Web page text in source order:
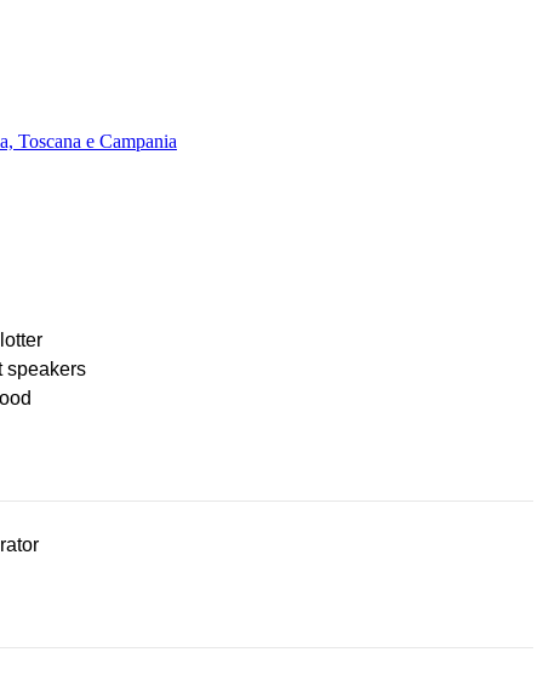
Toscana e Campania
speakers